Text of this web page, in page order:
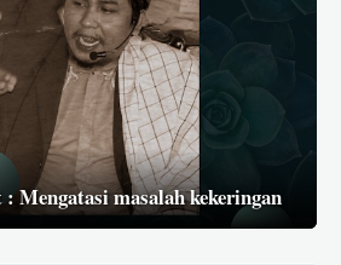
: Mengatasi masalah kekeringan